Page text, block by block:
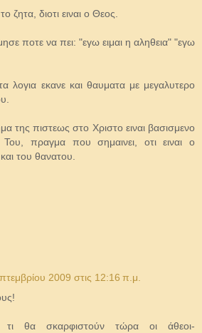
ζητα, διοτι ειναι ο Θεος.
ποτε να πει: "εγω ειμαι η αληθεια" "εγω
λογια εκανε και θαυματα με μεγαλυτερο
της πιστεως στο Χριστο ειναι βασισμενο
πραγμα που σημαινει, οτι ειναι ο
του θανατου.
2009 στις 12:16 π.μ.
θα σκαρφιστούν τώρα οι άθεοι-